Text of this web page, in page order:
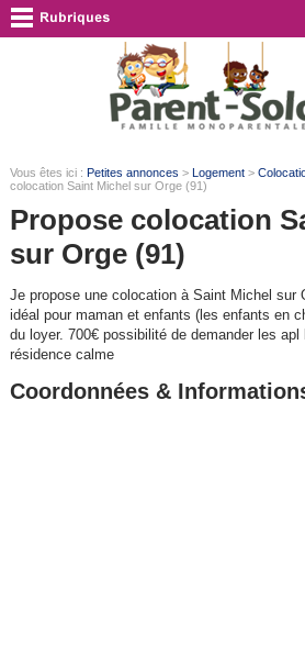
Vous êtes ici : Petites annonces > Logement>
colocation Saint Michel sur Orge (91)
Propose colocation
sur Orge (91)
Je propose une colocation à Saint Michel sur
idéal pour maman et enfants (les enfants en
du loyer. 700€ possibilité de demander les
résidence calme
Coordonnées &